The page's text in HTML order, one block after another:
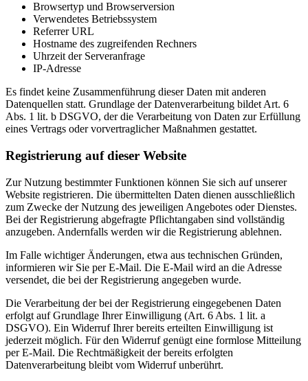
Browsertyp und Browserversion
Verwendetes Betriebssystem
Referrer URL
Hostname des zugreifenden Rechners
Uhrzeit der Serveranfrage
IP-Adresse
Es findet keine Zusammenführung dieser Daten mit anderen
Datenquellen statt. Grundlage der Datenverarbeitung bildet Art. 6
Abs. 1 lit. b DSGVO, der die Verarbeitung von Daten zur Erfüllung
eines Vertrags oder vorvertraglicher Maßnahmen gestattet.
Registrierung auf dieser Website
Zur Nutzung bestimmter Funktionen können Sie sich auf unserer
Website registrieren. Die übermittelten Daten dienen ausschließlich
zum Zwecke der Nutzung des jeweiligen Angebotes oder Dienstes.
Bei der Registrierung abgefragte Pflichtangaben sind vollständig
anzugeben. Andernfalls werden wir die Registrierung ablehnen.
Im Falle wichtiger Änderungen, etwa aus technischen Gründen,
informieren wir Sie per E-Mail. Die E-Mail wird an die Adresse
versendet, die bei der Registrierung angegeben wurde.
Die Verarbeitung der bei der Registrierung eingegebenen Daten
erfolgt auf Grundlage Ihrer Einwilligung (Art. 6 Abs. 1 lit. a
DSGVO). Ein Widerruf Ihrer bereits erteilten Einwilligung ist
jederzeit möglich. Für den Widerruf genügt eine formlose Mitteilung
per E-Mail. Die Rechtmäßigkeit der bereits erfolgten
Datenverarbeitung bleibt vom Widerruf unberührt.